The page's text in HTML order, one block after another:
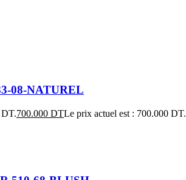
08-NATUREL
700.000 DTLe prix actuel est : 700.000 DT.